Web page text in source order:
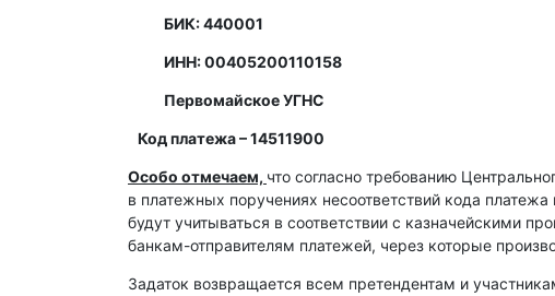
БИК: 440001
ИНН: 00405200110158
Первомайское УГНС
Код платежа – 14511900
Особо отмечаем, что согласно требованию
в платежных поручениях несоответствий кода
будут учитываться в соответствии с казначейскими
банкам-отправителям платежей, через которые
Задаток возвращается всем претендентам и